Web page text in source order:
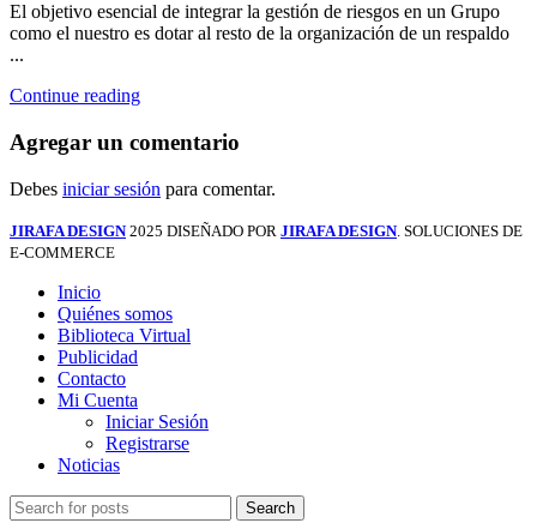
El objetivo esencial de integrar la gestión de riesgos en un Grupo
como el nuestro es dotar al resto de la organización de un respaldo
...
Continue reading
Agregar un comentario
Debes iniciar sesión para comentar.
JIRAFA DESIGN 2025 DISEÑADO POR JIRAFA DESIGN. SOLUCIONES DE
E-COMMERCE
Inicio
Quiénes somos
Biblioteca Virtual
Publicidad
Contacto
Mi Cuenta
Iniciar Sesión
Registrarse
Noticias
Search